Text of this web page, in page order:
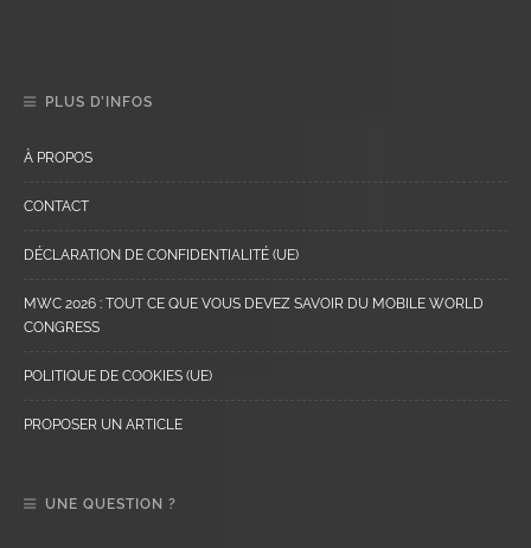
PLUS D’INFOS
À PROPOS
CONTACT
DÉCLARATION DE CONFIDENTIALITÉ (UE)
MWC 2026 : TOUT CE QUE VOUS DEVEZ SAVOIR DU MOBILE WORLD
CONGRESS
POLITIQUE DE COOKIES (UE)
PROPOSER UN ARTICLE
UNE QUESTION ?